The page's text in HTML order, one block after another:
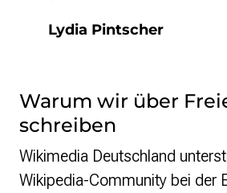
Lydia Pintscher
Warum wir über
schreiben
Wikimedia Deutschland
Wikipedia-Community bei der